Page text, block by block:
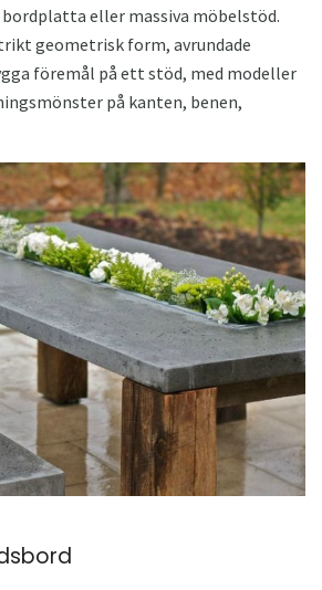
bordplatta eller massiva möbelstöd.
geometrisk form, avrundade
föremål på ett stöd, med modeller
på kanten, benen,